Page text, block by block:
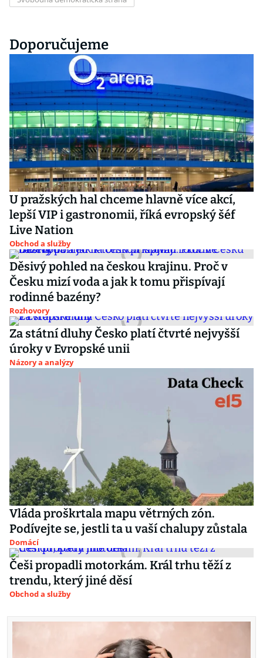
Doporučujeme
U pražských hal chceme hlavně více akcí,
lepší VIP i gastronomii, říká evropský šéf
Live Nation
Obchod a služby
Děsivý pohled na českou krajinu. Proč v
Česku mizí voda a jak k tomu přispívají
rodinné bazény?
Rozhovory
Za státní dluhy Česko platí čtvrté nejvyšší
úroky v Evropské unii
Názory a analýzy
Vláda proškrtala mapu větrných zón.
Podívejte se, jestli ta u vaší chalupy zůstala
Domácí
Češi propadli motorkám. Král trhu těží z
trendu, který jiné děsí
Obchod a služby